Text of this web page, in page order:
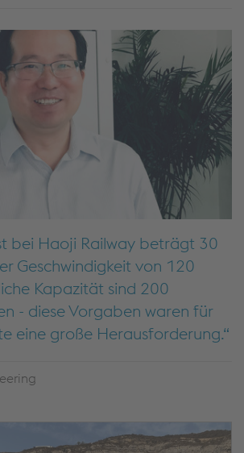
bei Haoji Railway beträgt 30
Geschwindigkeit von 120
Kapazität sind 200
- diese Vorgaben waren für
eine große Herausforderung.